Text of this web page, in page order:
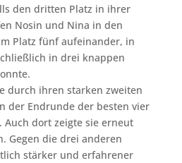
den dritten Platz in ihrer
Nosin und Nina in den
Platz fünf aufeinander, in
in drei knappen
durch ihren starken zweiten
der Endrunde der besten vier
Auch dort zeigte sie erneut
Gegen die drei anderen
stärker und erfahrener